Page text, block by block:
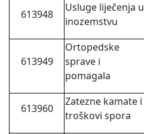
613948
Usluge liječenja u
inozemstvu
613949
Ortopedske
sprave i
pomagala
613960
Zatezne kamate i
troškovi spora